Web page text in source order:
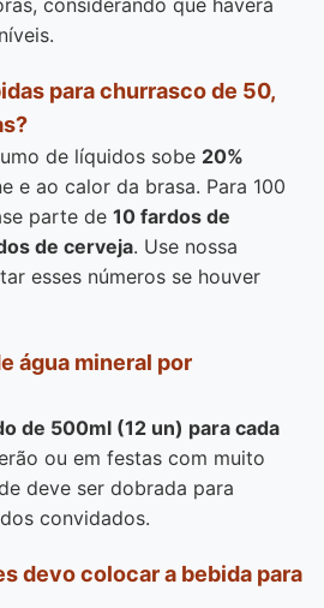
considerando que haverá
para churrasco de 50,
de líquidos sobe 20%
e ao calor da brasa. Para 100
parte de 10 fardos de
de cerveja. Use nossa
esses números se houver
água mineral por
de 500ml (12 un) para cada
ou em festas com muito
deve ser dobrada para
convidados.
devo colocar a bebida para